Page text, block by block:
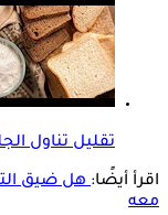
تقليل تناول
اقرأ أيضًا:هل ضيق
معه